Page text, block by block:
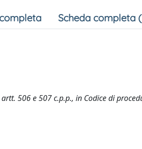
Scheda completa
506 e 507 c.p.p., in Codice di